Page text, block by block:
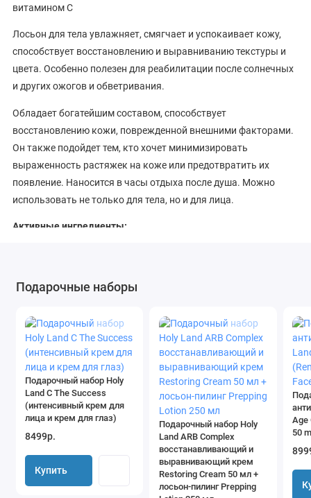
витамином С
Лосьон для тела увлажняет, смягчает и успокаивает кожу,
способствует восстановлению и выравниванию текстуры и
цвета. Особенно полезен для реабилитации после солнечных
и других ожогов и обветривания.
Обладает богатейшим составом, способствует
восстановлению кожи, поврежденной внешними факторами.
Он также подойдет тем, кто хочет минимизировать
выраженность растяжек на коже или предотвратить их
появление. Наносится в часы отдыха после душа. Можно
использовать не только для тела, но и для лица.
Активные ингредиенты:
черники, экстракт сахарного тростника, экстракт сахарного
окопника, экстракт подорожника, масло сладкого миндаля,
лейцин, серин, пролин, глутамин, глицирретиновая кислота,
аллантоин, гидролизованный пшеничный протеин.
Применение:
Наносить на очищенную кожу. Использовать 1 раз в день или
как рекомендовано специалистом.
Ingredients:
WATER (AQUA), CETEARYL ETHYLHEXANOATE, CETEARYL
Подарочные наборы
Подарочный набор Holy
Land C The Success
(интенсивный крем для
лица и крем для глаз)
8499р.
Купить
Подарочный набор Holy
Land ARB Complex
восстанавливающий и
выравнивающий крем
Restoring Cream 50 мл +
лосьон-пилинг Prepping
Age
50